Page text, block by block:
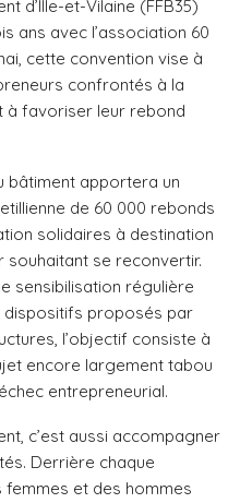
d’Ille-et-Vilaine (FFB35)
ans avec l’association 60
cette convention vise à
confrontés à la
à favoriser leur rebond
bâtiment apportera un
de 60 000 rebonds
solidaires à destination
souhaitant se reconvertir.
sensibilisation régulière
dispositifs proposés par
l’objectif consiste à
encore largement tabou
entrepreneurial.
c’est aussi accompagner
Derrière chaque
et des hommes